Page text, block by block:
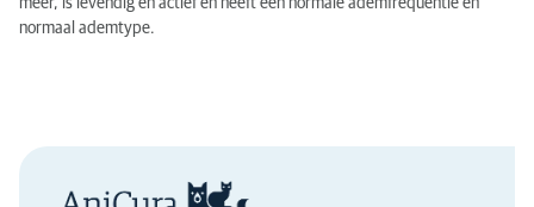
meer, is levendig en actief en heeft een normale ademfrequentie en
normaal ademtype.